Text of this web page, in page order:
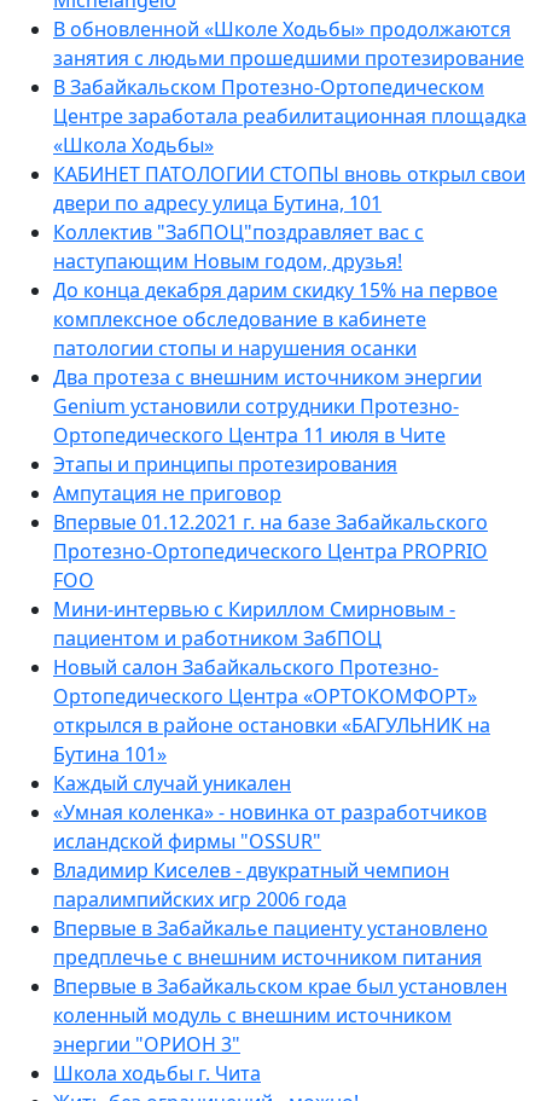
В обновленной «Школе Ходьбы» продолжаются
занятия с людьми прошедшими протезирование
В Забайкальском Протезно-Ортопедическом
Центре заработала реабилитационная площадка
«Школа Ходьбы»
КАБИНЕТ ПАТОЛОГИИ СТОПЫ вновь открыл свои
двери по адресу улица Бутина, 101
Коллектив "ЗабПОЦ"поздравляет вас с
наступающим Новым годом, друзья!
До конца декабря дарим скидку 15% на первое
комплексное обследование в кабинете
патологии стопы и нарушения осанки
Два протеза с внешним источником энергии
Genium установили сотрудники Протезно-
Ортопедического Центра 11 июля в Чите
Этапы и принципы протезирования
Ампутация не приговор
Впервые 01.12.2021 г. на базе Забайкальского
Протезно-Ортопедического Центра PROPRIO
FOO
Мини-интервью с Кириллом Смирновым -
пациентом и работником ЗабПОЦ
Новый салон Забайкальского Протезно-
Ортопедического Центра «ОРТОКОМФОРТ»
открылся в районе остановки «БАГУЛЬНИК на
Бутина 101»
Каждый случай уникален
«Умная коленка» - новинка от разработчиков
исландской фирмы "OSSUR"
Владимир Киселев - двукратный чемпион
паралимпийских игр 2006 года
Впервые в Забайкалье пациенту установлено
предплечье с внешним источником питания
Впервые в Забайкальском крае был установлен
коленный модуль с внешним источником
энергии "ОРИОН 3"
Школа ходьбы г. Чита